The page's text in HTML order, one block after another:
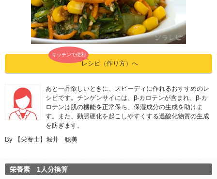
キッチンで便利
”レシピ（作り方）へ
あと一品欲しいときに、スピーディに作れるおすすめのレ
シピです。チンゲンサイには、β-カロテンが含まれ、β-カ
ロテンは肌の機能を正常保ち、保湿成分の生成を助けま
す。また、動脈硬化を起こしやすくする過酸化物質の生成
を防ぎます。
By
【栄養士】堀井 聡美
栄養素 1人分換算